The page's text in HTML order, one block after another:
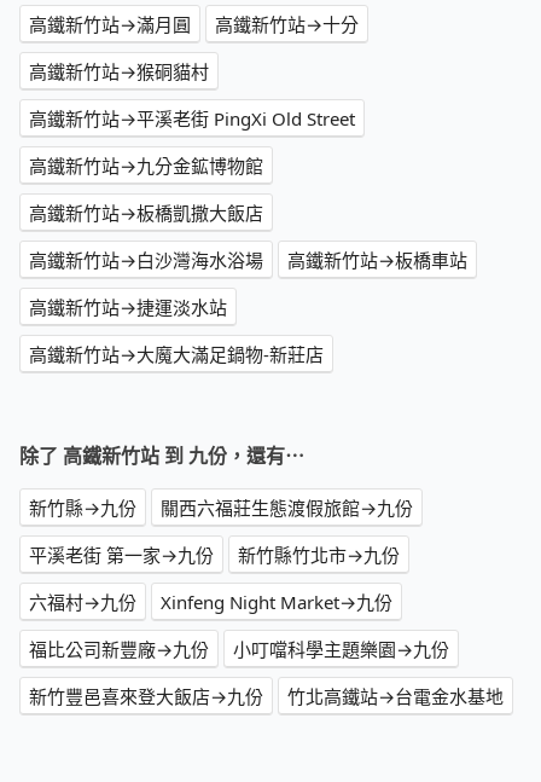
高鐵新竹站→滿月圓
高鐵新竹站→十分
高鐵新竹站→猴硐貓村
高鐵新竹站→平溪老街 PingXi Old Street
高鐵新竹站→九分金鉱博物館
高鐵新竹站→板橋凱撒大飯店
高鐵新竹站→白沙灣海水浴場
高鐵新竹站→板橋車站
高鐵新竹站→捷運淡水站
高鐵新竹站→大魔大滿足鍋物-新莊店
除了 高鐵新竹站 到 九份，還有⋯
新竹縣→九份
關西六福莊生態渡假旅館→九份
平溪老街 第一家→九份
新竹縣竹北市→九份
六福村→九份
Xinfeng Night Market→九份
福比公司新豐廠→九份
小叮噹科學主題樂園→九份
新竹豐邑喜來登大飯店→九份
竹北高鐵站→台電金水基地